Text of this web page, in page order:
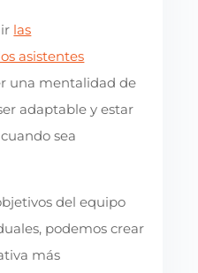
las
asistentes
una mentalidad de
adaptable y estar
sea
del equipo
podemos crear
más